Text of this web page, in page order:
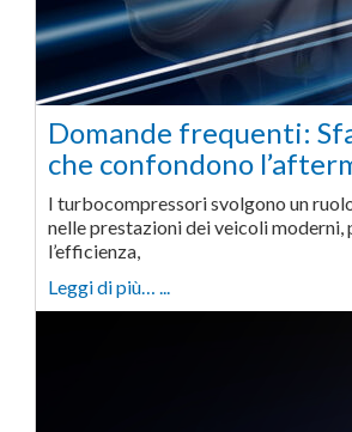
Domande frequenti:
che confondono
I turbocompressori svolgono un
nelle prestazioni dei veicoli moderni,
l’efficienza,
Leggi di più… ...